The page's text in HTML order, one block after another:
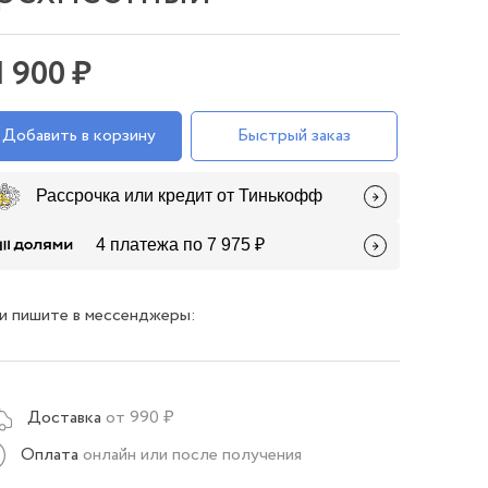
900 ₽
Добавить в корзину Быстрый заказ
Рассрочка или кредит от Тинькофф
4 платежа по 7 975 ₽
пишите в мессенджеры:
Доставка от 990 ₽
Оплата онлайн или после получения